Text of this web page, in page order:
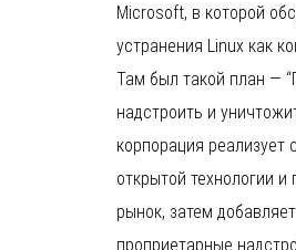
Microsoft, в которой
устранения Linux как
Там был такой план —
надстроить и
корпорация реализует
открытой технологии и
рынок, затем
проприетарные